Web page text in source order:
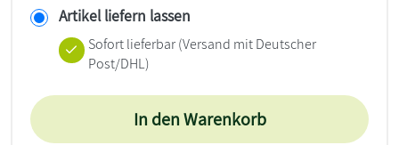
Artikel liefern lassen
Sofort lieferbar(Versand mit Deutscher
Post/DHL)
In den Warenkorb